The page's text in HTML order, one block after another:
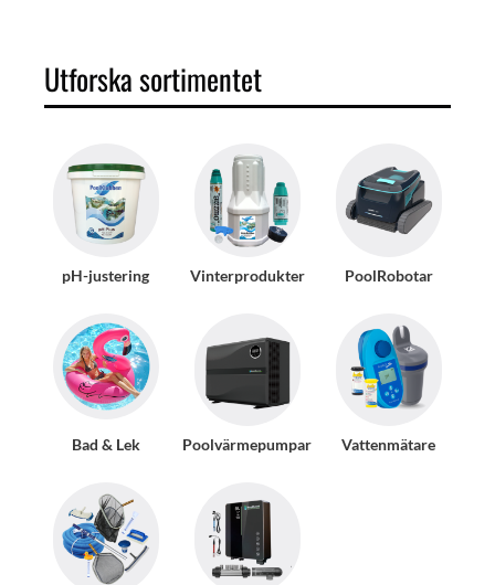
Utforska sortimentet
pH-justering Vinterprodukter PoolRobotar
Bad & Lek Poolvärmepumpar Vattenmätare